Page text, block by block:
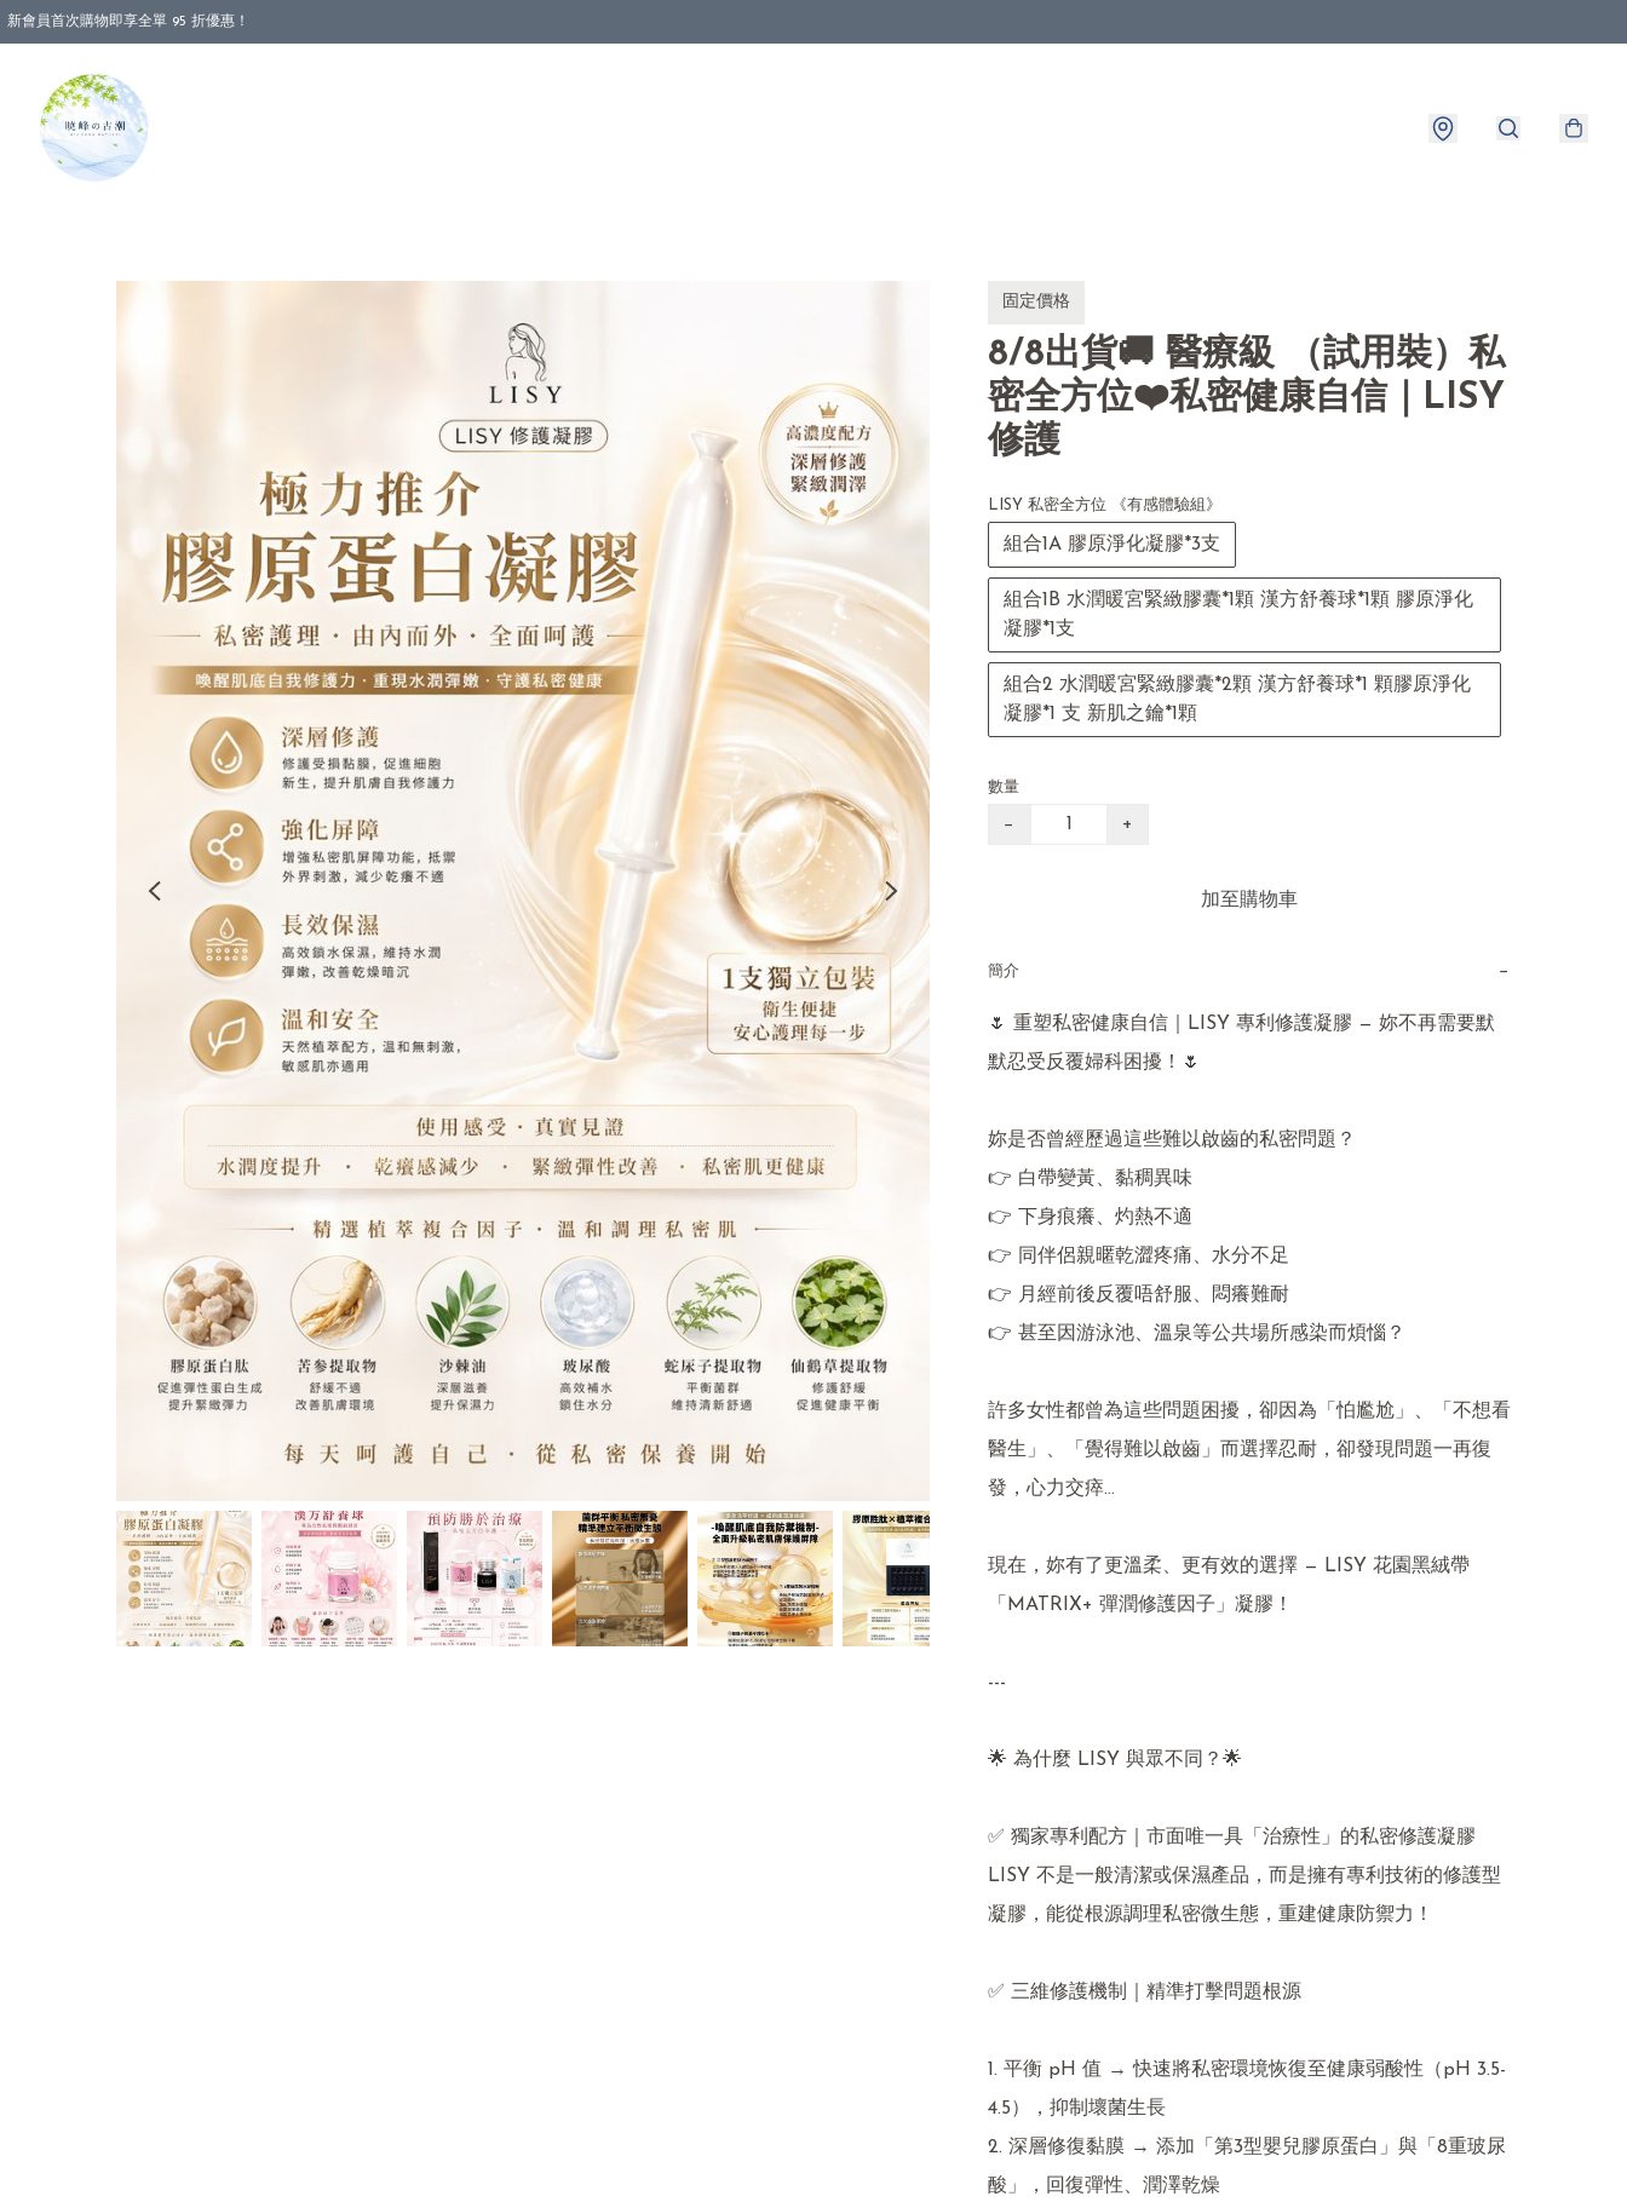
新會員首次購物即享全單 95 折優惠！
固定價格
8/8出貨🚚 醫療級 （試用裝）私
密全方位❤️私密健康自信｜LISY
修護
LISY 私密全方位 《有感體驗組》
組合1A 膠原淨化凝膠*3支
組合1B 水潤暖宮緊緻膠囊*1顆 漢方舒養球*1顆 膠原淨化
凝膠*1支
組合2 水潤暖宮緊緻膠囊*2顆 漢方舒養球*1 顆膠原淨化
凝膠*1 支 新肌之鑰*1顆
數量
− +
加至購物車
簡介 −
🌷 重塑私密健康自信｜LISY 專利修護凝膠 — 妳不再需要默
默忍受反覆婦科困擾！🌷
妳是否曾經歷過這些難以啟齒的私密問題？
👉 白帶變黃、黏稠異味
👉 下身痕癢、灼熱不適
👉 同伴侶親暱乾澀疼痛、水分不足
👉 月經前後反覆唔舒服、悶癢難耐
👉 甚至因游泳池、溫泉等公共場所感染而煩惱？
許多女性都曾為這些問題困擾，卻因為「怕尷尬」、「不想看
醫生」、「覺得難以啟齒」而選擇忍耐，卻發現問題一再復
發，心力交瘁…
現在，妳有了更溫柔、更有效的選擇 — LISY 花園黑絨帶
「MATRIX+ 彈潤修護因子」凝膠！
---
🌟 為什麼 LISY 與眾不同？🌟
✅ 獨家專利配方｜市面唯一具「治療性」的私密修護凝膠
LISY 不是一般清潔或保濕產品，而是擁有專利技術的修護型
凝膠，能從根源調理私密微生態，重建健康防禦力！
✅ 三維修護機制｜精準打擊問題根源
1. 平衡 pH 值 → 快速將私密環境恢復至健康弱酸性（pH 3.5-
4.5），抑制壞菌生長
2. 深層修復黏膜 → 添加「第3型嬰兒膠原蛋白」與「8重玻尿
酸」，回復彈性、潤澤乾燥